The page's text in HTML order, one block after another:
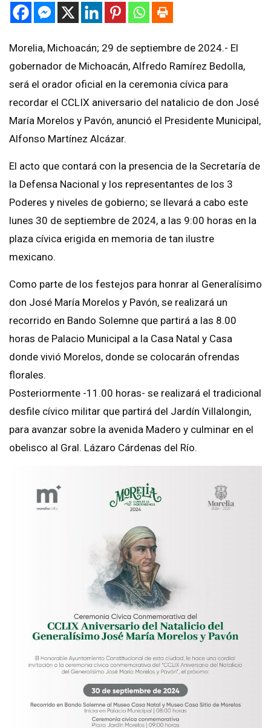
Morelia, Michoacán; 29 de septiembre de 2024.- El
gobernador de Michoacán, Alfredo Ramírez Bedolla,
será el orador oficial en la ceremonia cívica para
recordar el CCLIX aniversario del natalicio de don José
María Morelos y Pavón, anunció el Presidente Municipal,
Alfonso Martínez Alcázar.
El acto que contará con la presencia de la Secretaría de
la Defensa Nacional y los representantes de los 3
Poderes y niveles de gobierno; se llevará a cabo este
lunes 30 de septiembre de 2024, a las 9:00 horas en la
plaza cívica erigida en memoria de tan ilustre
mexicano.
Como parte de los festejos para honrar al Generalísimo
don José María Morelos y Pavón, se realizará un
recorrido en Bando Solemne que partirá a las 8.00
horas de Palacio Municipal a la Casa Natal y Casa
donde vivió Morelos, donde se colocarán ofrendas
florales.
Posteriormente -11.00 horas- se realizará el tradicional
desfile cívico militar que partirá del Jardín Villalongin,
para avanzar sobre la avenida Madero y culminar en el
obelisco al Gral. Lázaro Cárdenas del Río.